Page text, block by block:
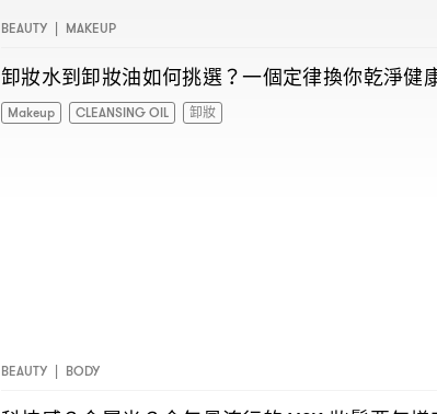
BEAUTY | MAKEUP
卸妝水到卸妝油如何挑選？一個定律換你乾淨健
Makeup CLEANSING OIL 卸妝
BEAUTY | BODY